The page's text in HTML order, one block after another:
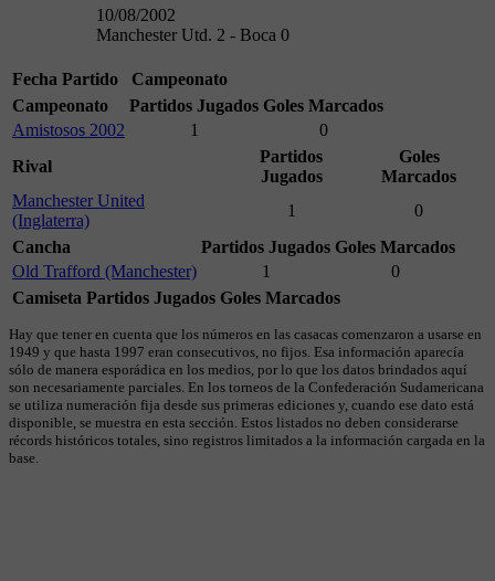
10/08/2002
Manchester Utd. 2 - Boca 0
Fecha Partido
Campeonato
Campeonato
Partidos Jugados Goles Marcados
Amistosos 2002
1
0
Rival
Partidos
Jugados
Goles
Marcados
Manchester United
(Inglaterra)
1
0
Cancha
Partidos Jugados Goles Marcados
Old Trafford (Manchester)
1
0
Camiseta Partidos Jugados Goles Marcados
Hay que tener en cuenta que los números en las casacas comenzaron a usarse en
1949 y que hasta 1997 eran consecutivos, no fijos. Esa información aparecía
sólo de manera esporádica en los medios, por lo que los datos brindados aquí
son necesariamente parciales. En los torneos de la Confederación Sudamericana
se utiliza numeración fija desde sus primeras ediciones y, cuando ese dato está
disponible, se muestra en esta sección. Estos listados no deben considerarse
récords históricos totales, sino registros limitados a la información cargada en la
base.